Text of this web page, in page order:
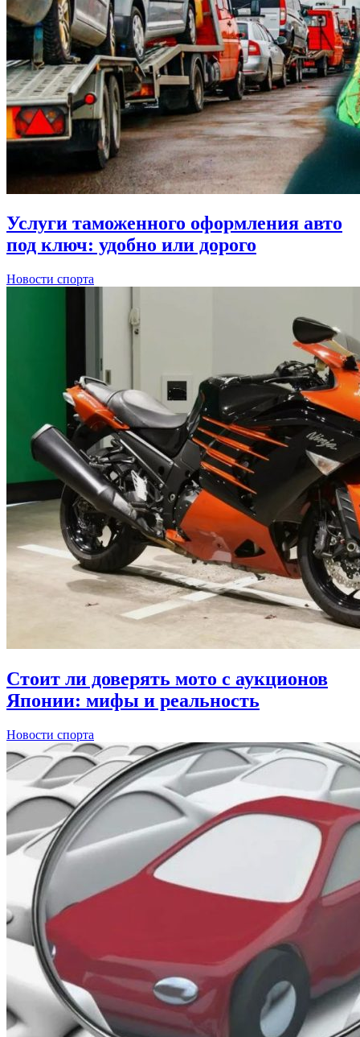
Услуги таможенного оформления авто
под ключ: удобно или дорого
Новости спорта
Стоит ли доверять мото с аукционов
Японии: мифы и реальность
Новости спорта